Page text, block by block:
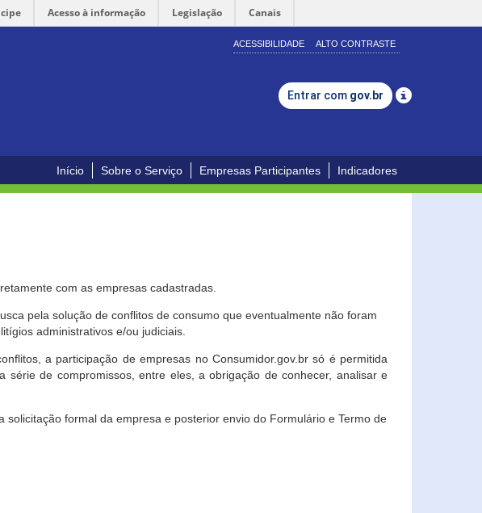
Acesso à informação Legislação Canais
ACESSIBILIDADE ALTO CONTRASTE
Entrar com gov.br
Início Sobre o Serviço Empresas Participantes Indicadores
com as empresas cadastradas.
pela solução de conflitos de consumo que eventualmente não foram
administrativos e/ou judiciais.
a participação de empresas no Consumidor.gov.br só é permitida
de compromissos, entre eles, a obrigação de conhecer, analisar e
formal da empresa e posterior envio do Formulário e Termo de